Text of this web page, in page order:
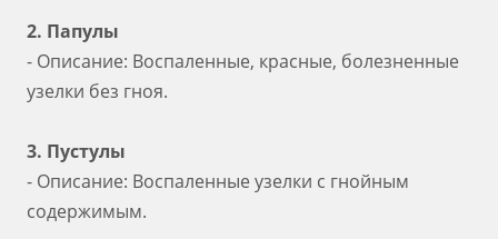
2. Папулы
- Описание: Воспаленные, красные, болезненные
узелки без гноя.
3. Пустулы
- Описание: Воспаленные узелки с гнойным
содержимым.